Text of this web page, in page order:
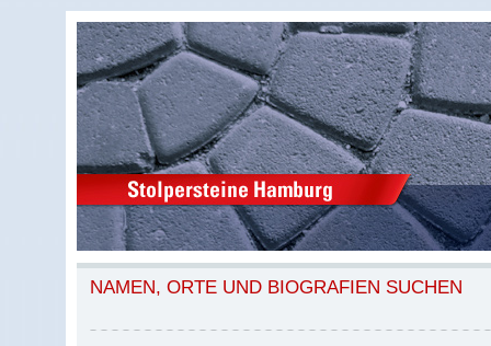
NAMEN, ORTE UND BIOGRAFIEN SUCHEN